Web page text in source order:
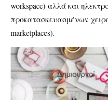
workspace) αλλά και
προκατασκευασμένων
marketplaces).